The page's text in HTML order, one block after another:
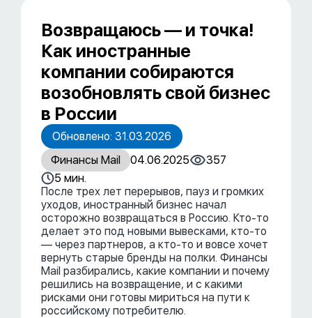
Возвращаюсь — и точка!
Как иностранные
компании собираются
возобновлять свой бизнес
в России
Обновлено: 31.03.2026
Финансы Mail
04.06.2025
357
5 мин.
После трех лет перерывов, пауз и громких
уходов, иностранный бизнес начал
осторожно возвращаться в Россию. Кто-то
делает это под новыми вывесками, кто-то
— через партнеров, а кто-то и вовсе хочет
вернуть старые бренды на полки. Финансы
Mail разбирались, какие компании и почему
решились на возвращение, и с какими
рисками они готовы мириться на пути к
российскому потребителю.